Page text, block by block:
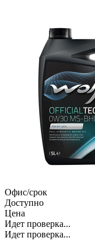
Офис/срок
Доступно
Цена
Идет проверка...
Идет проверка...